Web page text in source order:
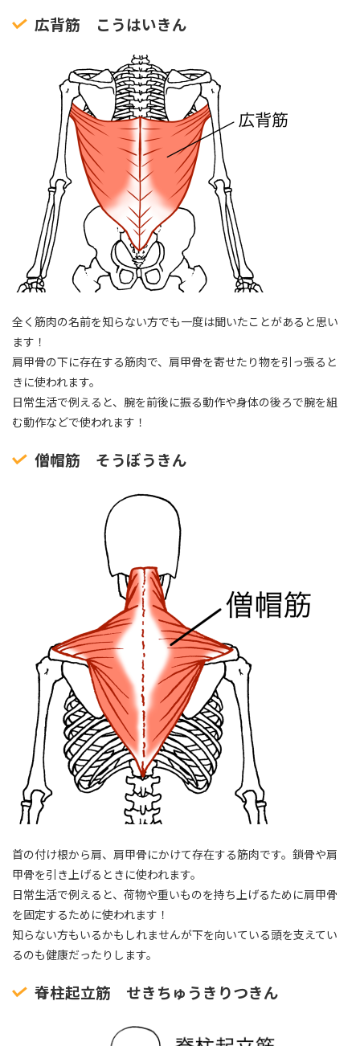
広背筋 こうはいきん
全く筋肉の名前を知らない方でも一度は聞いたことがあると思い
ます！
肩甲骨の下に存在する筋肉で、肩甲骨を寄せたり物を引っ張ると
きに使われます。
日常生活で例えると、腕を前後に振る動作や身体の後ろで腕を組
む動作などで使われます！
僧帽筋 そうぼうきん
首の付け根から肩、肩甲骨にかけて存在する筋肉です。鎖骨や肩
甲骨を引き上げるときに使われます。
日常生活で例えると、荷物や重いものを持ち上げるために肩甲骨
を固定するために使われます！
知らない方もいるかもしれませんが下を向いている頭を支えてい
るのも健康だったりします。
脊柱起立筋 せきちゅうきりつきん